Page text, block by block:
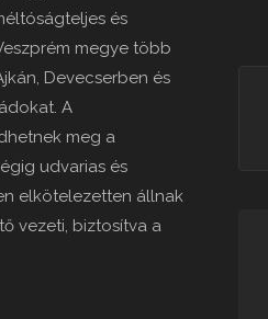
és
megye több
Devecserben és
A
meg a
udvarias és
elkötelezetten állnak
vezeti, biztosítva a